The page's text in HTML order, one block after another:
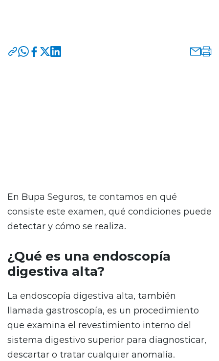
En Bupa Seguros, te contamos en qué
consiste este examen, qué condiciones puede
detectar y cómo se realiza.
¿Qué es una endoscopía
digestiva alta?
La endoscopía digestiva alta, también
llamada gastroscopía, es un procedimiento
que examina el revestimiento interno del
sistema digestivo superior para diagnosticar,
descartar o tratar cualquier anomalía.